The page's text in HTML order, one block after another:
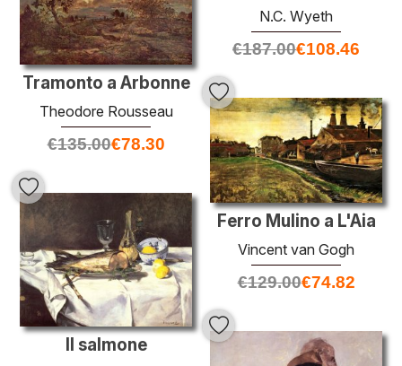
N.C. Wyeth
€187.00€108.46
Tramonto a Arbonne
Theodore Rousseau
€135.00€78.30
Ferro Mulino a L'Aia
Vincent van Gogh
€129.00€74.82
Il salmone